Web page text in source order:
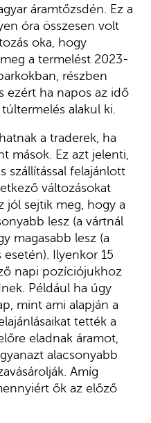
áramtőzsdén. Ez a
óra összesen volt
oka, hogy
a termelést 2023-
részben
ezért ha napos az idő
alakul ki.
a traderek, ha
mások. Ez azt jelenti,
szállítással felajánlott
változásokat
jól sejtik meg, hogy a
lesz (a vártnál
magasabb lesz (a
Ilyenkor 15
napi pozíciójukhoz
Például ha úgy
mint ami alapján a
tették a
eladnak áramot,
alacsonyabb
Amíg
ők az előző